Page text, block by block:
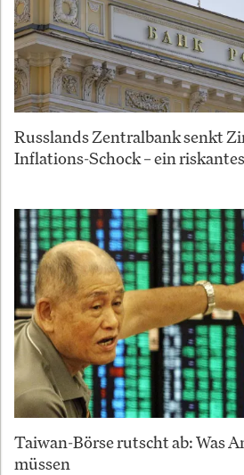
Russlands Zentralbank senkt
Inflations-Schock – ein
Taiwan-Börse rutscht ab: Was
müssen